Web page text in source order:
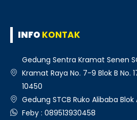
INFO KONTAK
Gedung Sentra Kramat Senen
Kramat Raya No. 7-9 Blok B No.
10450
Gedung STCB Ruko Alibaba
Feby : 089513930458